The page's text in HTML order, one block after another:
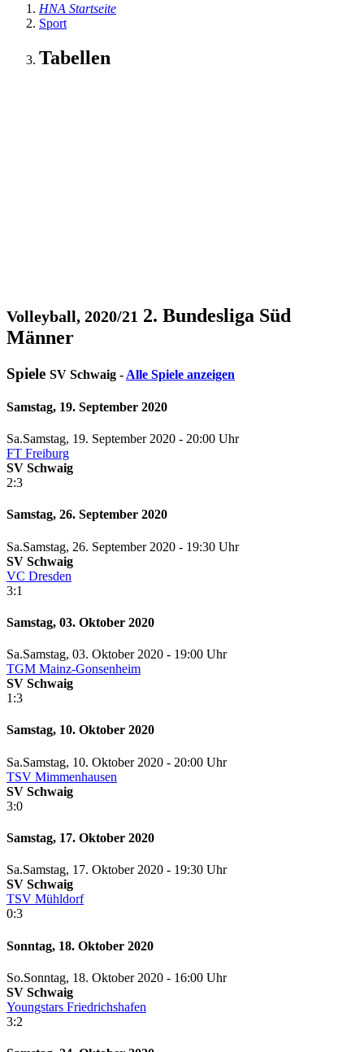
HNA Startseite
Sport
Tabellen
Volleyball, 2020/21 2. Bundesliga Süd
Männer
Spiele SV Schwaig - Alle Spiele anzeigen
Samstag, 19. September 2020
Sa.Samstag, 19. September 2020 - 20:00 Uhr
FT Freiburg
SV Schwaig
2:3
Samstag, 26. September 2020
Sa.Samstag, 26. September 2020 - 19:30 Uhr
SV Schwaig
VC Dresden
3:1
Samstag, 03. Oktober 2020
Sa.Samstag, 03. Oktober 2020 - 19:00 Uhr
TGM Mainz-Gonsenheim
SV Schwaig
1:3
Samstag, 10. Oktober 2020
Sa.Samstag, 10. Oktober 2020 - 20:00 Uhr
TSV Mimmenhausen
SV Schwaig
3:0
Samstag, 17. Oktober 2020
Sa.Samstag, 17. Oktober 2020 - 19:30 Uhr
SV Schwaig
TSV Mühldorf
0:3
Sonntag, 18. Oktober 2020
So.Sonntag, 18. Oktober 2020 - 16:00 Uhr
SV Schwaig
Youngstars Friedrichshafen
3:2